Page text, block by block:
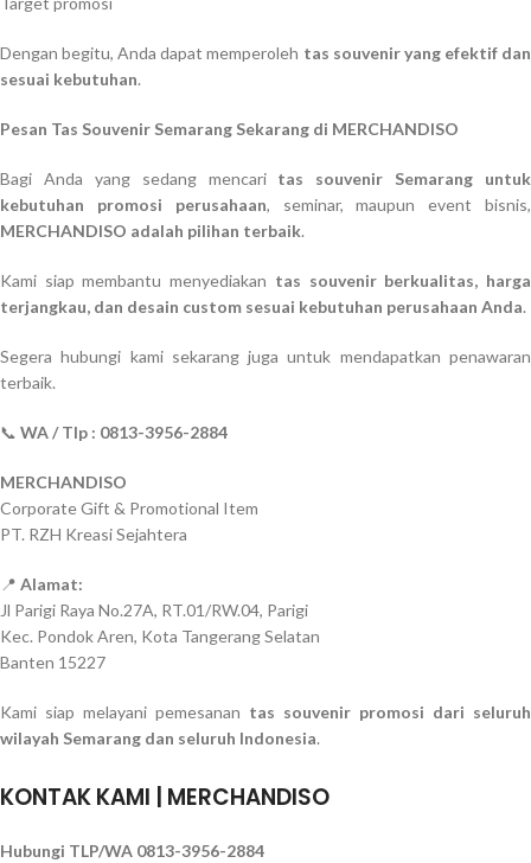
Dengan begitu, Anda dapat memperoleh tas souvenir yang efektif dan
sesuai kebutuhan.
Pesan Tas Souvenir Semarang Sekarang di MERCHANDISO
Bagi Anda yang sedang mencari tas souvenir Semarang untuk
kebutuhan promosi perusahaan, seminar, maupun event bisnis,
MERCHANDISO adalah pilihan terbaik.
Kami siap membantu menyediakan tas souvenir berkualitas, harga
terjangkau, dan desain custom sesuai kebutuhan perusahaan Anda.
Segera hubungi kami sekarang juga untuk mendapatkan penawaran
terbaik.
📞 WA / Tlp : 0813-3956-2884
MERCHANDISO
Corporate Gift & Promotional Item
PT. RZH Kreasi Sejahtera
📍 Alamat:
Jl Parigi Raya No.27A, RT.01/RW.04, Parigi
Kec. Pondok Aren, Kota Tangerang Selatan
Banten 15227
Kami siap melayani pemesanan tas souvenir promosi dari seluruh
wilayah Semarang dan seluruh Indonesia.
KONTAK KAMI | MERCHANDISO
Hubungi TLP/WA 0813-3956-2884